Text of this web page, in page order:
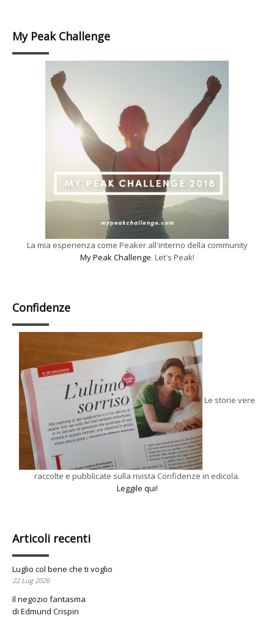
My Peak Challenge
La mia esperienza come Peaker all'interno della community
My Peak Challenge. Let's Peak!
Confidenze
Le storie vere
raccolte e pubblicate sulla rivista Confidenze in edicola.
Leggile qui!
Articoli recenti
Luglio col bene che ti voglio
22 Lug 2026
Il negozio fantasma
di Edmund Crispin